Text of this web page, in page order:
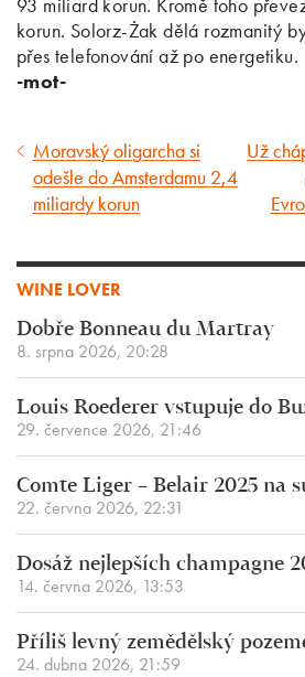
korun. Solorz-Żak dělá rozmanitý
přes telefonování až po energetiku.
-mot-
Předcházející
článek
Moravský oligarcha si
odešle do Amsterdamu 2,4
miliardy korun
Už
WINE LOVER
Dobře Bonneau du Martray
8. srpna 2026, 20:28
Louis Roederer vstupuje do
29. července 2026, 21:46
Comte Liger – Belair 2025 na
22. června 2026, 22:31
Dosáž nejlepších champagne
14. června 2026, 13:53
Příliš levný zemědělský
24. dubna 2026, 21:59